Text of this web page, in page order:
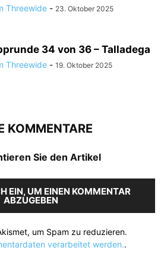
Threewide - 23. Oktober 2025
34 von 36 – Talladega
Threewide - 19. Oktober 2025
KOMMENTARE
Sie den Artikel
EIN, UM EINEN KOMMENTAR
ABZUGEBEN
um Spam zu reduzieren.
verarbeitet werden..